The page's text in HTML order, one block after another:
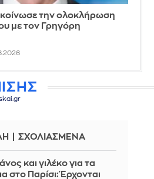
την ολοκλήρωση
με τον Γρηγόρη
skai.gr
ΣΧΟΛΙΑΣΜΕΝΑ
και γιλέκο για τα
στο Παρίσι: Έρχονται